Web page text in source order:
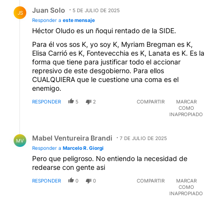
JS Juan Solo
5 DE JULIO DE 2025
Responder a este mensaje
Héctor Oludo es un ñoqui rentado de la SIDE.
Para él vos sos K, yo soy K, Myriam Bregman es K,
Elisa Carrió es K, Fontevecchia es K, Lanata es K. Es la
forma que tiene para justificar todo el accionar
represivo de este desgobierno. Para ellos
CUALQUIERA que le cuestione una coma es el
enemigo.
RESPONDER 5 2 COMPARTIR
MARCAR
COMO
INAPROPIADO
MV Mabel Ventureira Brandi
7 DE JULIO DE 2025
Responder a Marcelo R. Giorgi
Pero que peligroso. No entiendo la necesidad de
redearse con gente asi
RESPONDER 0 0 COMPARTIR
MARCAR
COMO
INAPROPIADO